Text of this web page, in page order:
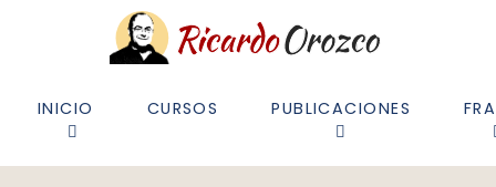
INICIO CURSOS PUBLICACIONES